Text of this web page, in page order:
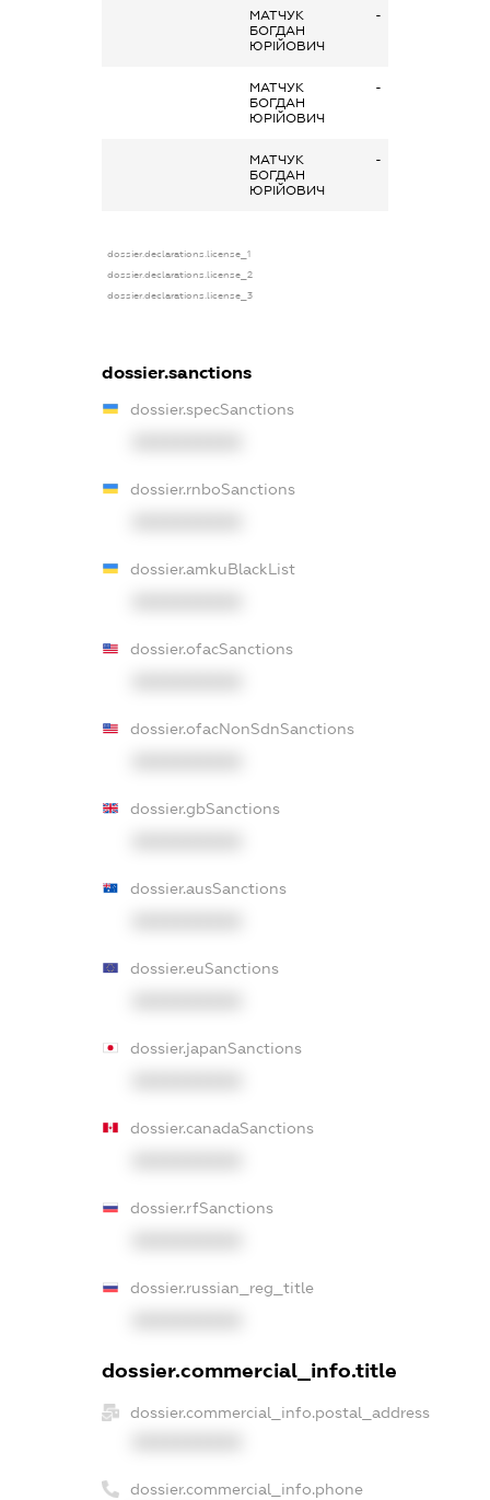
МАТЧУК
БОГДАН
ЮРІЙОВИЧ
-
МАТЧУК
БОГДАН
ЮРІЙОВИЧ
-
МАТЧУК
БОГДАН
ЮРІЙОВИЧ
-
dossier.declarations.license_1
dossier.declarations.license_2
dossier.declarations.license_3
dossier.sanctions
dossier.specSanctions
dossier.rnboSanctions
dossier.amkuBlackList
dossier.ofacSanctions
dossier.ofacNonSdnSanctions
dossier.gbSanctions
dossier.ausSanctions
dossier.euSanctions
dossier.japanSanctions
dossier.canadaSanctions
dossier.rfSanctions
dossier.russian_reg_title
dossier.commercial_info.title
dossier.commercial_info.postal_address
dossier.commercial_info.phone